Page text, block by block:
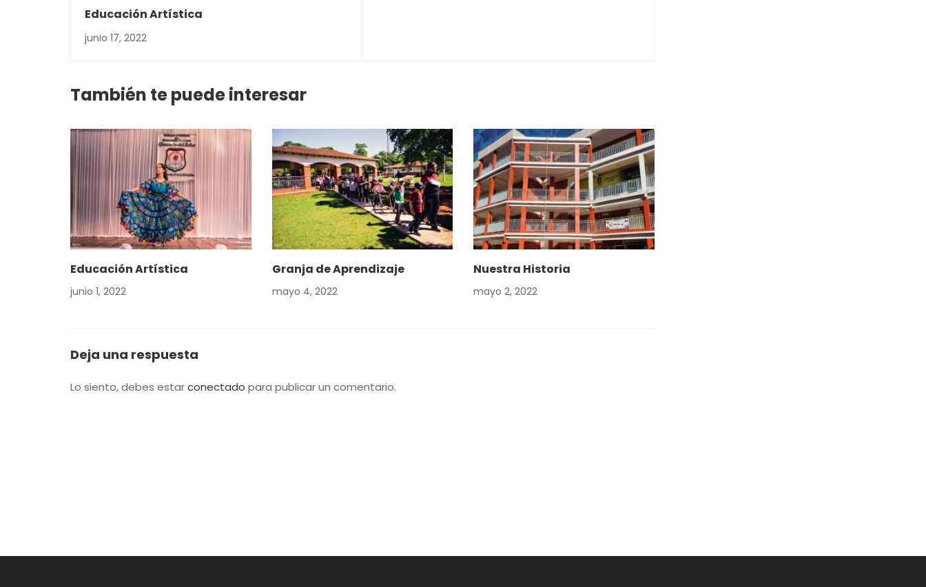
Educación Artística
junio 17, 2022
También te puede interesar
Educación Artística
junio 1, 2022
Granja de Aprendizaje
mayo 4, 2022
Nuestra Historia
mayo 2, 2022
Deja una respuesta
Lo siento, debes estarconectado para publicar un comentario.